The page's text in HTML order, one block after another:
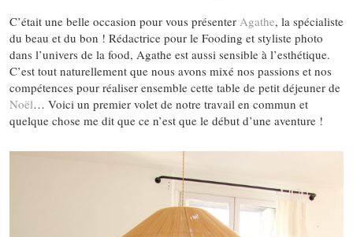
C’était une belle occasion pour vous présenter Agathe, la spécialiste
du beau et du bon ! Rédactrice pour le Fooding et styliste photo
dans l’univers de la food, Agathe est aussi sensible à l’esthétique.
C’est tout naturellement que nous avons mixé nos passions et nos
compétences pour réaliser ensemble cette table de petit déjeuner de
Noël… Voici un premier volet de notre travail en commun et
quelque chose me dit que ce n’est que le début d’une aventure !